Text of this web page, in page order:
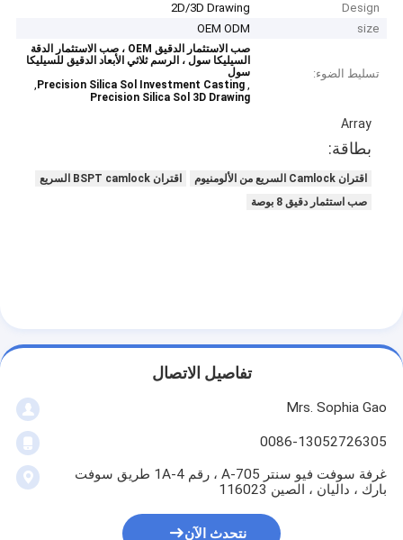
Design
2D/3D Drawing
size
OEM ODM
تسليط الضوء:
صب الاستثمار الدقيق OEM ، صب الاستثمار الدقة
السيليكا سول ، الرسم ثلاثي الأبعاد الدقيق للسيليكا
سول
,
Precision Silica Sol Investment Casting
,
Precision Silica Sol 3D Drawing
Array
بطاقة:
اقتران Camlock السريع من الألومنيوم
اقتران BSPT camlock السريع
صب استثمار دقيق 8 بوصة
تفاصيل الاتصال
Mrs. Sophia Gao
0086-13052726305
غرفة سوفت فيو سنتر A-705 ، رقم 1A-4 طريق سوفت
بارك ، داليان ، الصين 116023
نتحدث الآن